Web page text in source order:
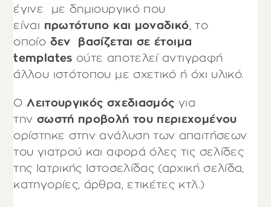
έγινε με δημιουργικό που
είναι πρωτότυπο και μοναδικό, το
οποίο δεν
βασίζεται σε έτοιμα
templates ούτε αποτελεί αντιγραφή
άλλου ιστότοπου με σχετικό ή όχι υλικό.
Ο Λειτουργικός σχεδιασμός για
την σωστή προβολή του περιεχομένου
ορίστηκε στην ανάλυση των απαιτήσεων
του γιατρού και αφορά όλες τις σελίδες
της Ιατρικής Ιστοσελίδας (αρχική σελίδα,
κατηγορίες, άρθρα, ετικέτες κτλ.)